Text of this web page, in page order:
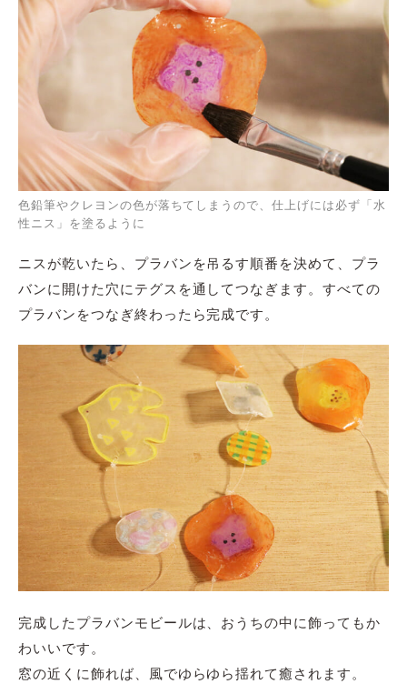
色鉛筆やクレヨンの色が落ちてしまうので、仕上げには必ず「水
性ニス」を塗るように
ニスが乾いたら、プラバンを吊るす順番を決めて、プラ
バンに開けた穴にテグスを通してつなぎます。すべての
プラバンをつなぎ終わったら完成です。
完成したプラバンモビールは、おうちの中に飾ってもか
わいいです。
窓の近くに飾れば、風でゆらゆら揺れて癒されます。